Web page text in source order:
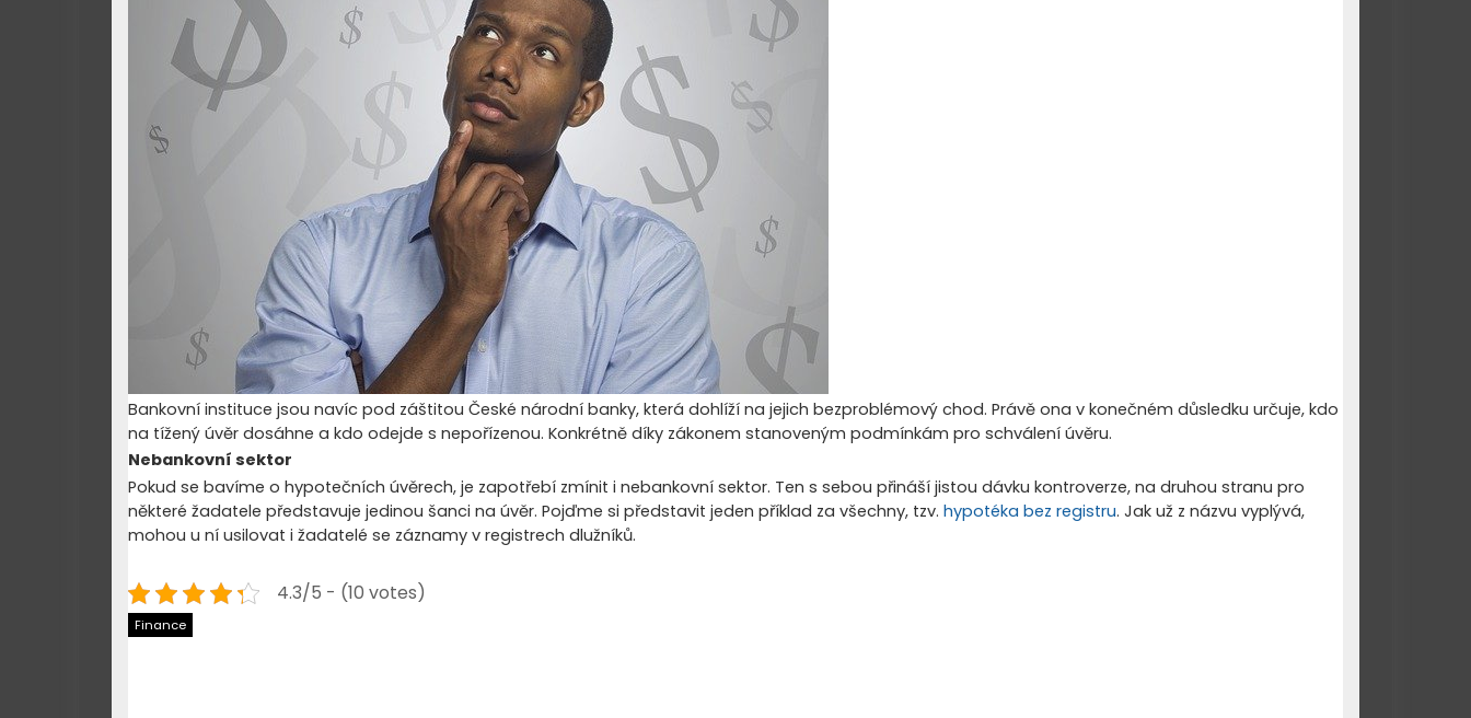
Bankovní instituce jsou navíc pod záštitou České národní banky, která dohlíží na jejich bezproblémový chod. Právě ona v konečném důsledku určuje, kdo
na tížený úvěr dosáhne a kdo odejde s nepořízenou. Konkrétně díky zákonem stanoveným podmínkám pro schválení úvěru.
Nebankovní sektor
Pokud se bavíme o hypotečních úvěrech, je zapotřebí zmínit i nebankovní sektor. Ten s sebou přináší jistou dávku kontroverze, na druhou stranu pro
některé žadatele představuje jedinou šanci na úvěr. Pojďme si představit jeden příklad za všechny, tzv. hypotéka bez registru. Jak už z názvu vyplývá,
mohou u ní usilovat i žadatelé se záznamy v registrech dlužníků.
4.3/5 - (10 votes)
Finance